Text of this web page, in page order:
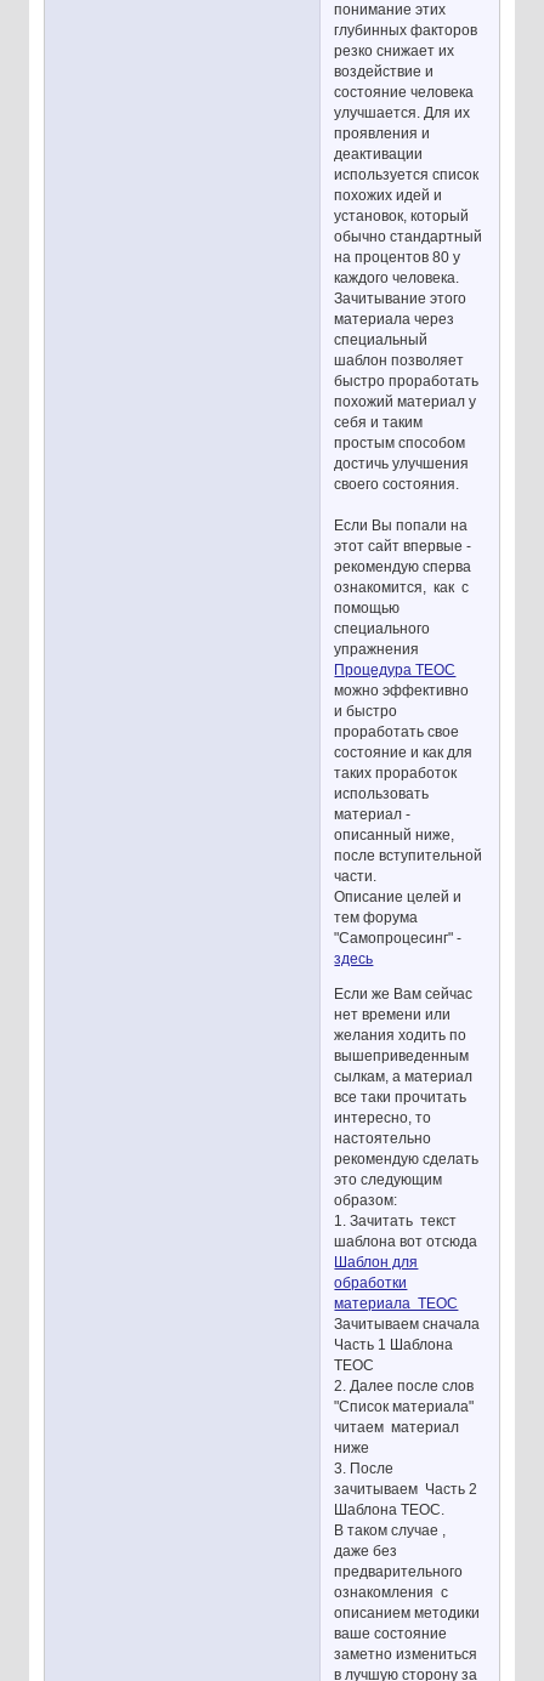
понимание этих
глубинных факторов
резко снижает их
воздействие и
состояние человека
улучшается. Для их
проявления и
деактивации
используется список
похожих идей и
установок, который
обычно стандартный
на процентов 80 у
каждого человека.
Зачитывание этого
материала через
специальный
шаблон позволяет
быстро проработать
похожий материал у
себя и таким
простым способом
достичь улучшения
своего состояния.
Если Вы попали на
этот сайт впервые -
рекомендую сперва
ознакомится, как с
помощью
специального
упражнения
Процедура ТЕОС
можно эффективно
и быстро
проработать свое
состояние и как для
таких проработок
использовать
материал -
описанный ниже,
после вступительной
части.
Описание целей и
тем форума
"Самопроцесинг" -
здесь
Если же Вам сейчас
нет времени или
желания ходить по
вышеприведенным
сылкам, а материал
все таки прочитать
интересно, то
настоятельно
рекомендую сделать
это следующим
образом:
1. Зачитать текст
шаблона вот отсюда
Шаблон для
обработки
материала ТЕОС
Зачитываем сначала
Часть 1 Шаблона
ТЕОС
2. Далее после слов
"Список материала"
читаем материал
ниже
3. После
зачитываем Часть 2
Шаблона ТЕОС.
В таком случае ,
даже без
предварительного
ознакомления с
описанием методики
ваше состояние
заметно измениться
в лучшую сторону за